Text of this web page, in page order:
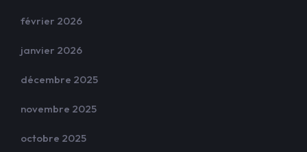
février 2026
janvier 2026
décembre 2025
novembre 2025
octobre 2025